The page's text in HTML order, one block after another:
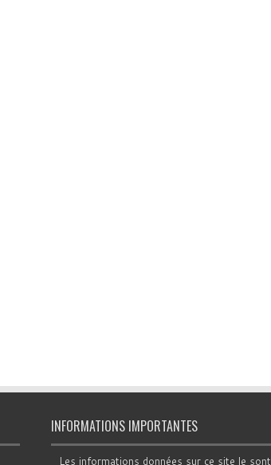
INFORMATIONS IMPORTANTES
Les informations données sur ce site le sont